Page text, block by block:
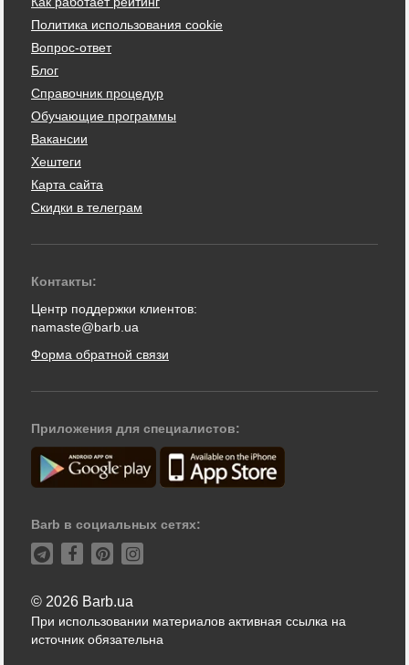
Политика использования cookie
Вопрос-ответ
Блог
Справочник процедур
Обучающие программы
Вакансии
Хештеги
Карта сайта
Скидки в телеграм
Контакты:
Центр поддержки клиентов:
namaste@barb.ua
Форма обратной связи
Приложения для специалистов:
Barb в социальных сетях:
© 2026 Barb.ua
При использовании материалов активная ссылка на
источник обязательна